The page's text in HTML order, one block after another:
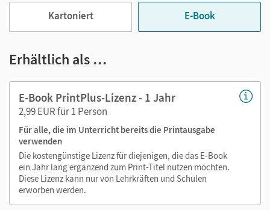
Notizen erstellen
Text ergänzen
im Text suchen
zoomen
Die Medien sind wichtige Bestandteile dieses E-Books. Sie
sind seitengenau platziert, damit Sie und Ihre Schüler/-innen
jederzeit unkompliziert darauf zugreifen können. So
gestalten Sie das Lehren und Lernen zeitsparend und
abwechslungsreich. Kein Medienwechsel! Kein
zeitaufwendiges Suchen!
Kartoniert E-Book
Erhältlich als …
E-Book PrintPlus-Lizenz - 1 Jahr
2,99 EUR für 1 Person
Für alle, die im Unterricht bereits die Printausgabe
verwenden
Die kostengünstige Lizenz für diejenigen, die das E-Book
ein Jahr lang ergänzend zum Print-Titel nutzen möchten.
Diese Lizenz kann nur von Lehrkräften und Schulen
erworben werden.